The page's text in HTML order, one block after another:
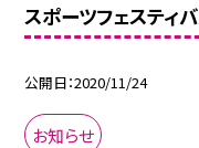
スポーツフェスティ
公開日 2020/11/24
お知らせ